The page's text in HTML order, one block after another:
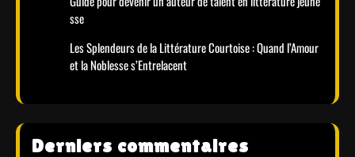
sse
Les Splendeurs de la Littérature Courtoise : Quand l’Amour
et la Noblesse s’Entrelacent
Derniers commentaires